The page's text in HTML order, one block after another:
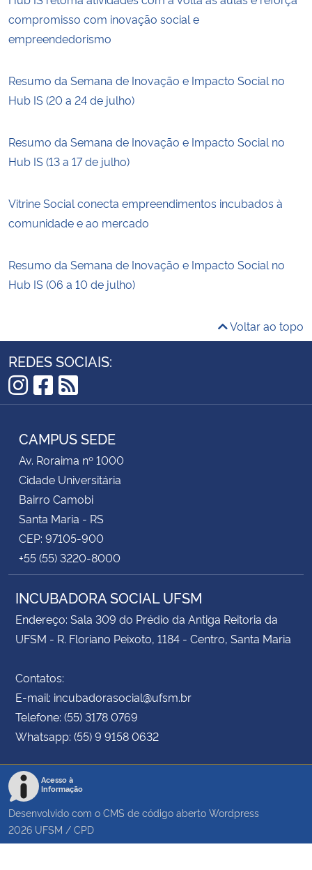
compromisso com inovação social e
empreendedorismo
Resumo da Semana de Inovação e Impacto Social no
Hub IS (20 a 24 de julho)
Resumo da Semana de Inovação e Impacto Social no
Hub IS (13 a 17 de julho)
Vitrine Social conecta empreendimentos incubados à
comunidade e ao mercado
Resumo da Semana de Inovação e Impacto Social no
Hub IS (06 a 10 de julho)
Voltar ao topo
REDES SOCIAIS:
Instagram
Facebook
RSS
CAMPUS SEDE
Av. Roraima nº 1000
Cidade Universitária
Bairro Camobi
Santa Maria - RS
CEP: 97105-900
+55 (55) 3220-8000
INCUBADORA SOCIAL UFSM
Endereço: Sala 309 do Prédio da Antiga Reitoria da
UFSM - R. Floriano Peixoto, 1184 - Centro, Santa Maria
Contatos:
E-mail: incubadorasocial@ufsm.br
Telefone: (55) 3178 0769
Whatsapp: (55) 9 9158 0632
Acesso à
Informação
Desenvolvido com o CMS de código aberto Wordpress
2026 UFSM / CPD